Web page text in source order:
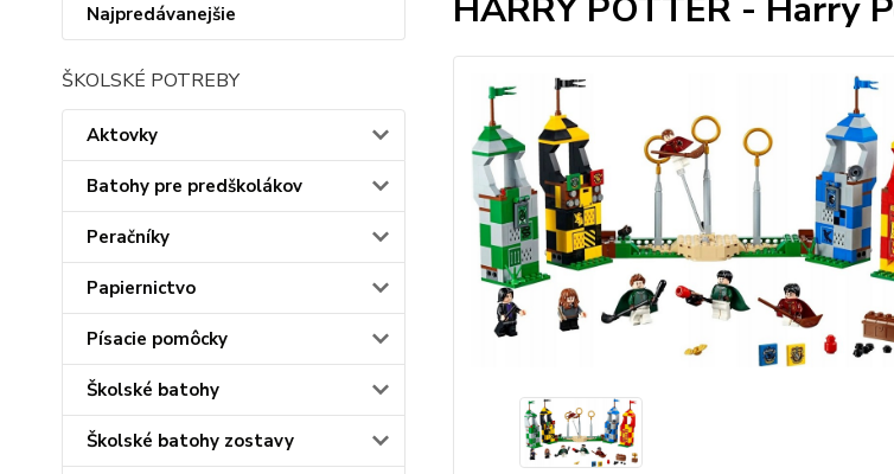
Najpredávanejšie
ŠKOLSKÉ POTREBY
Aktovky
Batohy pre predškolákov
Peračníky
Papiernictvo
Písacie pomôcky
Školské batohy
Školské batohy zostavy
HARRY POTTER - Harry